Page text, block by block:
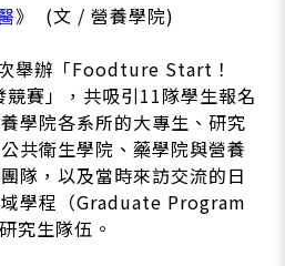
》 (文 / 營養學院)
舉辦「Foodture Start！
賽」，共吸引11隊學生報名
學院各系所的大專生、研究
共衛生學院、藥學院與營養
隊，以及當時來訪交流的日
學程（Graduate Program
究生隊伍。